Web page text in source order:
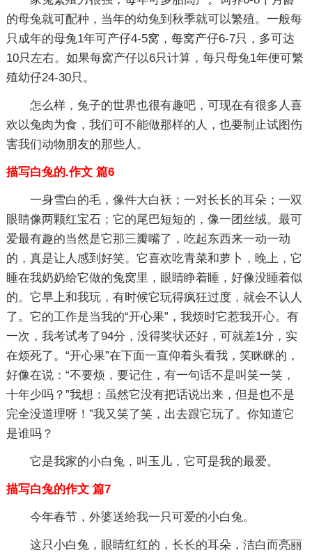
的母兔就可配种，当年的幼兔到秋季就可以繁殖。一般每
只成年的母兔1年可产仔4-5窝，每窝产仔6-7只，多可达
10只左右。如果每窝产仔以6只计算，每只母兔1年便可繁
殖幼仔24-30只。
怎么样，兔子的世界也很有趣吧，可现在有很多人喜
欢以兔肉为食，我们可不能做那样的人，也要制止试图伤
害我们动物朋友的那些人。
描写白兔的.作文 篇6
一身雪白的毛，像件大白袄；一对长长的耳朵；一双
眼睛像两颗红宝石；它的尾巴短短的，像一团丝绒。最可
爱最有趣的当然是它那三瓣嘴了，吃起东西来一动一动
的，真是让人感到好笑。它喜欢吃青菜和萝卜，晚上，它
睡在我奶奶给它做的兔窝里，眼睛睁着睡，好像没睡着似
的。它早上和我玩，有时候它玩得疯狂过度，就会不认人
了。它的工作是当我的“开心果”，我烦时它惹我开心。有
一次，我考试考了94分，没得奖状还好，可就差1分，实
在烦死了。“开心果”在下面一直仰着头看我，笑眯眯的，
好像在说：“不要烦，要记住，有一句话不是叫笑一笑，
十年少吗？”我想：虽然它没有把话说出来，但是也不是
完全没道理呀！”我又笑了笑，出去跟它玩了。你知道它
是谁吗？
它是我家的小白兔，叫玉儿，它可是我的最爱。
描写白兔的作文 篇7
今年春节，外婆送给我一只可爱的小白兔。
这只小白兔，眼睛红红的，长长的耳朵，洁白而亮丽